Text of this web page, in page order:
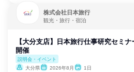
株式会社日本旅行
観光・旅行・宿泊
【大分支店】日本旅行仕事研究セミ
開催
説明会・イベント
大分県
2026年8月 1日